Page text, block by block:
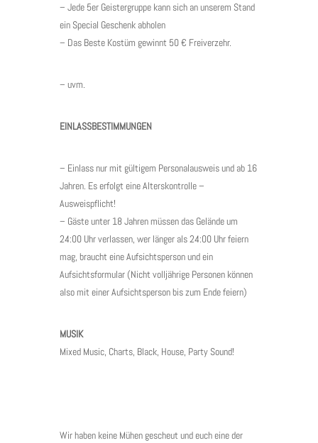
– Jede 5er Geistergruppe kann sich an unserem Stand
ein Special Geschenk abholen
– Das Beste Kostüm gewinnt 50 € Freiverzehr.
– uvm.
EINLASSBESTIMMUNGEN
– Einlass nur mit gültigem Personalausweis und ab 16
Jahren. Es erfolgt eine Alterskontrolle –
Ausweispflicht!
– Gäste unter 18 Jahren müssen das Gelände um
24:00 Uhr verlassen, wer länger als 24:00 Uhr feiern
mag, braucht eine Aufsichtsperson und ein
Aufsichtsformular (Nicht volljährige Personen können
also mit einer Aufsichtsperson bis zum Ende feiern)
MUSIK
Mixed Music, Charts, Black, House, Party Sound!
Wir haben keine Mühen gescheut und euch eine der